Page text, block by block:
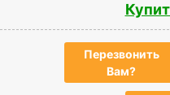
Перезвонить
Вам?